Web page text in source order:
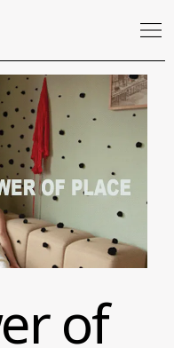
of